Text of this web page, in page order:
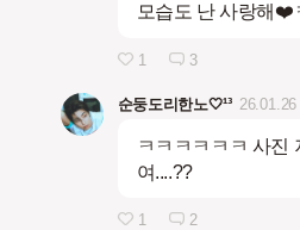
모습도 난 사랑해❤️
1 3
순둥도리한노🤍¹³ 26.01.26
ㅋㅋㅋㅋㅋㅋ 사진
여....??
1 2